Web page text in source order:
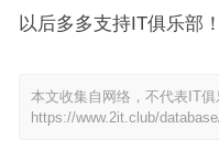
以后多多支持IT俱乐部！
本文收集自网络，不代表IT俱
https://www.2it.club/